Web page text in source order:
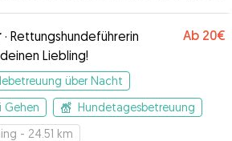
Gefühl bei Lina ab. Man merkt dass
mit Hunden hat und sich
die gemeinsame Zeit freut, wie
und das ist uns das wichtigste.
· Rettungshundeführerin
Liebling!
Ab 20€
über Nacht
Gehen
Hundetagesbetreuung
- 24.51 km